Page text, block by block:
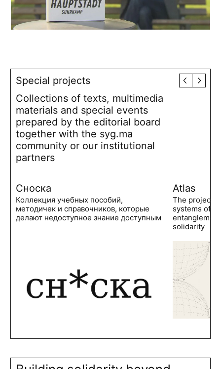
Special projects
Collections of texts, multimedia
materials and special events
prepared by the editorial board
together with the syg.ma
community or our institutional
partners
Сноска
Коллекция учебных пособий,
методичек и справочников, которые
делают недоступное знание доступным
Atlas
The project
systems of
solidarity